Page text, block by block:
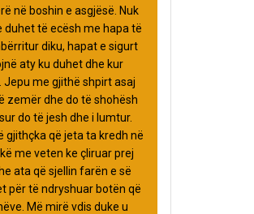
në boshin e asgjësë. Nuk
duhet të ecësh me hapa të
diku, hapat e sigurt
aty ku duhet dhe kur
Jepu me gjithë shpirt asaj
zemër dhe do të shohësh
do të jesh dhe i lumtur.
gjithçka që jeta ta kredh në
me veten ke çliruar prej
ata që sjellin farën e së
për të ndryshuar botën që
Më mirë vdis duke u